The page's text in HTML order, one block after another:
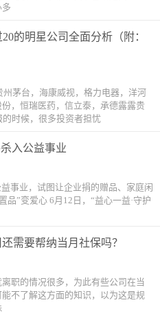
的明星公司全面分析（附：
茅台，海康威视，格力电器，洋河
，恒瑞医药，信立泰，承德露露贵
时候，很多投资者担忧
入公益事业
事业，试图让企业捐的赠品、家庭闲
品”变爱心 6月12日，“益心一益·守护
需要帮纳当月社保吗？
职的情况很多，为此有些公司在当
不了解这方面的知识，以为这是规